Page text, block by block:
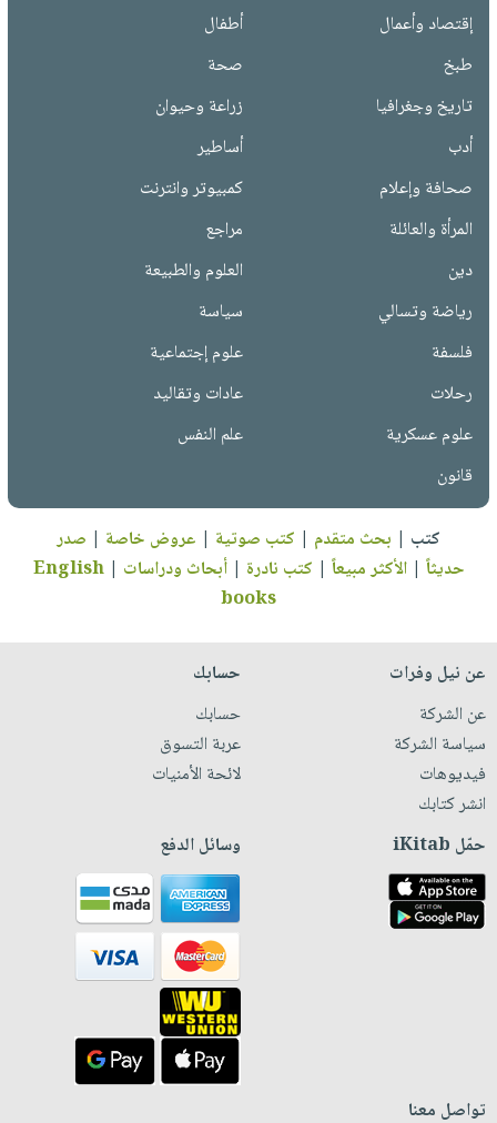
إقتصاد وأعمال
أطفال
طبخ
صحة
تاريخ وجغرافيا
زراعة وحيوان
أدب
أساطير
صحافة وإعلام
كمبيوتر وانترنت
المرأة والعائلة
مراجع
دين
العلوم والطبيعة
رياضة وتسالي
سياسة
فلسفة
علوم إجتماعية
رحلات
عادات وتقاليد
علوم عسكرية
علم النفس
قانون
كتب | بحث متقدم | كتب صوتية | عروض خاصة | صدر
حديثاً |الأكثر مبيعاً | كتب نادرة |أبحاث ودراسات |
English
books
عن نيل وفرات
عن الشركة
سياسة الشركة
فيديوهات
انشر كتابك
حسابك
حسابك
عربة التسوق
لائحة الأمنيات
حمّل iKitab وسائل الدفع
تواصل معنا